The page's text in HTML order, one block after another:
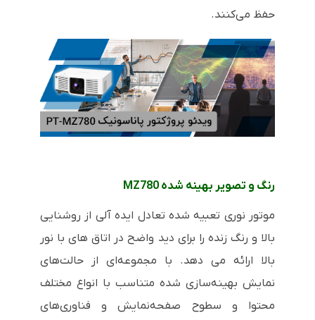
حفظ می‌کنند.
رنگ و تصویر بهینه شده MZ780
موتور نوری تعبیه شده تعادل ایده آلی از روشنایی
بالا و رنگ زنده را برای دید واضح در اتاق های با نور
بالا ارائه می دهد. با مجموعه‌ای از حالت‌های
نمایش بهینه‌سازی شده متناسب با انواع مختلف
محتوا و سطوح صفحه‌نمایش و فناوری‌های